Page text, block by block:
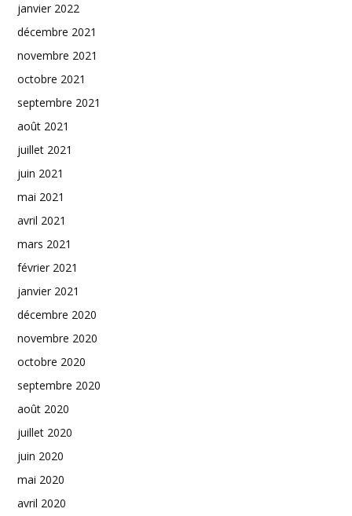
janvier 2022
décembre 2021
novembre 2021
octobre 2021
septembre 2021
août 2021
juillet 2021
juin 2021
mai 2021
avril 2021
mars 2021
février 2021
janvier 2021
décembre 2020
novembre 2020
octobre 2020
septembre 2020
août 2020
juillet 2020
juin 2020
mai 2020
avril 2020